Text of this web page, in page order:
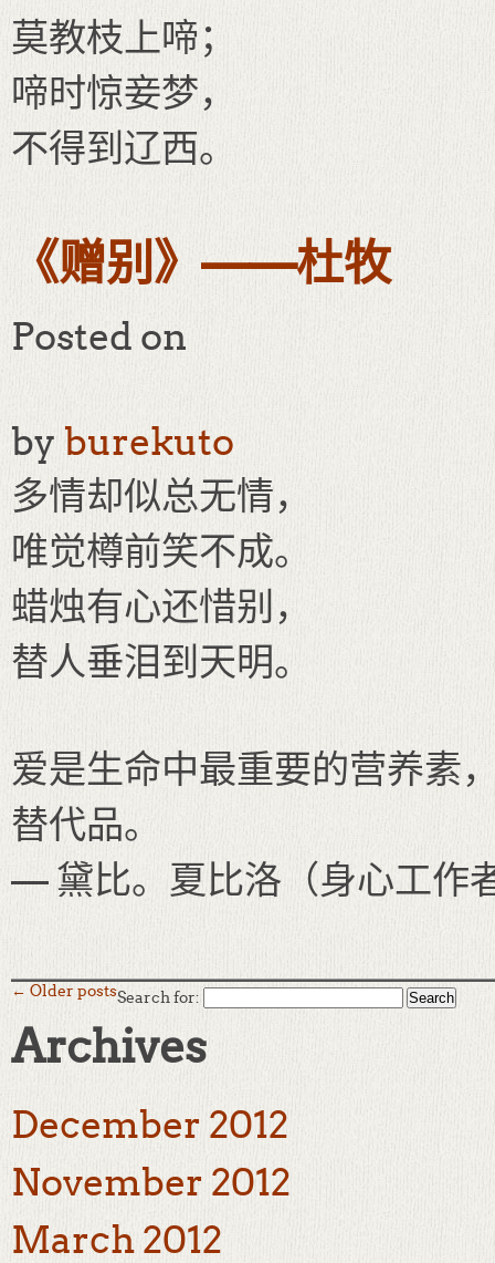
莫教枝上啼；
啼时惊妾梦，
不得到辽西。
《赠别》——杜牧
Posted on
by burekuto
多情却似总无情，
唯觉樽前笑不成。
蜡烛有心还惜别，
替人垂泪到天明。
爱是生命中最重要的营养素
替代品。
— 黛比。夏比洛（身心工作
← Older postsSearch for:
Archives
December 2012
November 2012
March 2012